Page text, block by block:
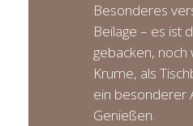
Besonderes
Beilage – es ist
gebacken,
Krume, als
ein besonderer
Genießen.